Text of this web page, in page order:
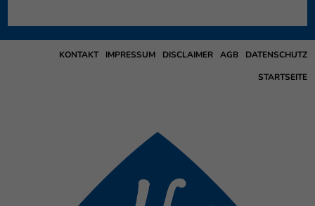
DATENSCHUTZ
AGB
DISCLAIMER
IMPRESSUM
KONTAKT
STARTSEITE